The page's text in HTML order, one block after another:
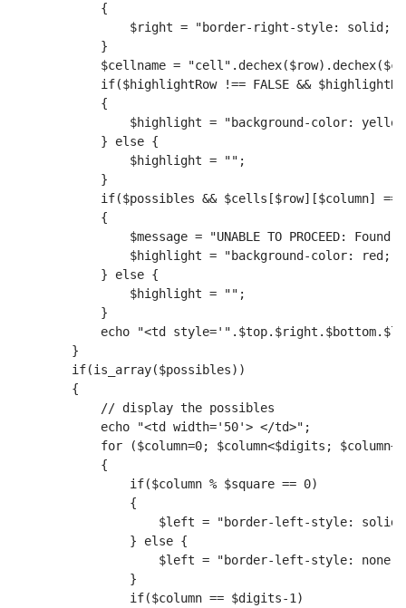
{
$right = "border-right-style: solid;";
}
$cellname =
if($highlightRow !== FALSE && $highlightRow ==
{
$highlight = "background-color:
} else {
$highlight = "";
}
if($possibles && $cells[$row][$column] == ""
{
$message = "UNABLE TO PROCEED: Found that
$highlight = "background-color: red;";
} else {
$highlight = "";
}
echo "<td
}
if(is_array($possibles))
{
// display the possibles
echo "<td width='50'> </td>";
for ($column=0; $column<$digits;
{
if($column % $square == 0)
{
$left = "border-left-style:
} else {
$left = "border-left-style:
}
if($column == $digits-1)